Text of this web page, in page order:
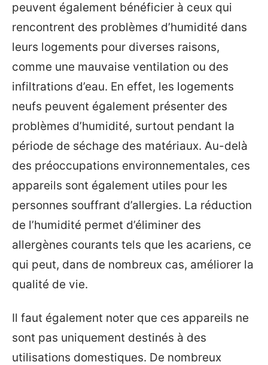
peuvent également bénéficier à ceux qui
rencontrent des problèmes d’humidité dans
leurs logements pour diverses raisons,
comme une mauvaise ventilation ou des
infiltrations d’eau. En effet, les logements
neufs peuvent également présenter des
problèmes d’humidité, surtout pendant la
période de séchage des matériaux. Au-delà
des préoccupations environnementales, ces
appareils sont également utiles pour les
personnes souffrant d’allergies. La réduction
de l’humidité permet d’éliminer des
allergènes courants tels que les acariens, ce
qui peut, dans de nombreux cas, améliorer la
qualité de vie.
Il faut également noter que ces appareils ne
sont pas uniquement destinés à des
utilisations domestiques. De nombreux